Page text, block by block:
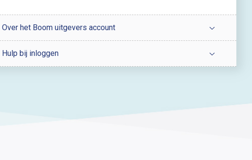
Over het Boom uitgevers account
Hulp bij inloggen